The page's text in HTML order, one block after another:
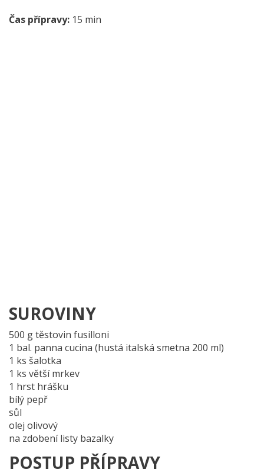
Čas přípravy: 15 min
SUROVINY
500 gtěstovin fusilloni
1 bal. panna cucina (hustá italská smetna 200 ml)
1 ks šalotka
1 ks větší mrkev
1 hrst hrášku
bílý pepř
sůl
olej olivový
na zdobení listy bazalky
POSTUP PŘÍPRAVY